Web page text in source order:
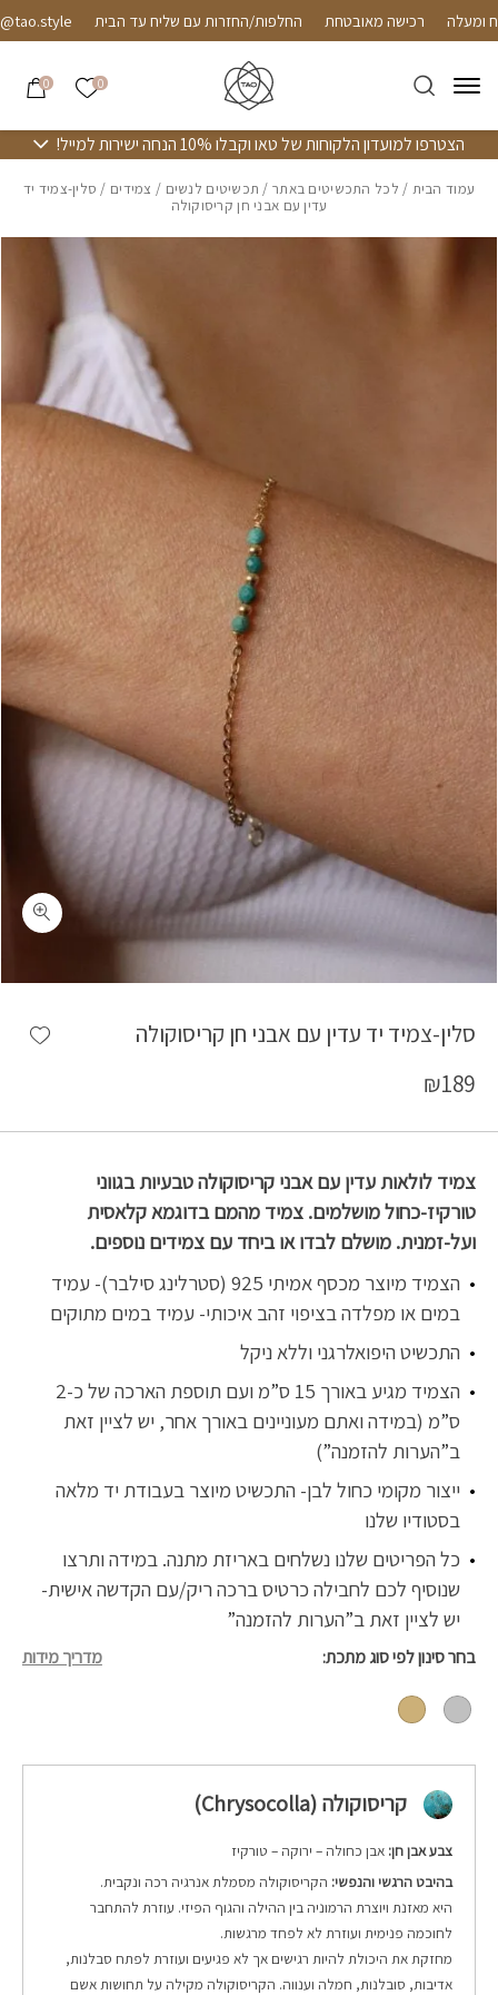
Skip to Contentרכישה מאובטחת החלפות/החזרות עם שליח עד הבית
0 הרשימה
0
הצטרפו למועדון הלקוחות של טאו וקבלו 10% הנחה ישירות למייל!
עמוד הבית / לכל התכשיטים באתר/ תכשיטים לנשים / צמידים / סלין-צמיד יד
עדין עם אבני חן קריסוקולה
סלין-צמיד יד עדין עם אבני חן קריסוקולה
₪189
צמיד לולאות עדין עם אבני קריסוקולה טבעיות בגווני
טורקיז-כחול מושלמים. צמיד מהמם בדוגמא קלאסית
ועל-זמנית. מושלם לבדו או ביחד עם צמידים נוספים.
הצמיד מיוצר מכסף אמיתי 925 (סטרלינג סילבר)- עמיד
במים או מפלדה בציפוי זהב איכותי- עמיד במים מתוקים
התכשיט היפואלרגני וללא ניקל
הצמיד מגיע באורך 15 ס”מ ועם תוספת הארכה של כ-2
ס”מ (במידה ואתם מעוניינים באורך אחר, יש לציין זאת
ב”הערות להזמנה”)
ייצור מקומי כחול לבן- התכשיט מיוצר בעבודת יד מלאה
בסטודיו שלנו
כל הפריטים שלנו נשלחים באריזת מתנה. במידה ותרצו
שנוסיף לכם לחבילה כרטיס ברכה ריק/עם הקדשה אישית-
יש לציין זאת ב”הערות להזמנה”
בחר סינון לפי סוג מתכת מדריך מידות
קריסוקולה (Chrysocolla)
צבע אבן חן: אבן כחולה – ירוקה – טורקיז
בהיבט הרגשי והנפשי: הקריסוקולה מסמלת אנרגיה רכה ונקבית.
היא מאזנת ויוצרת הרמוניה בין ההילה והגוף הפיזי. עוזרת להתחבר
לחוכמה פנימית ועוזרת לא לפחד מרגשות.
מחזקת את היכולת להיות רגישים אך לא פגיעים ועוזרת לפתח סבלנות,
אדיבות, סובלנות, חמלה וענווה. הקריסוקולה מקילה על תחושות אשם
בחזרה למעלה